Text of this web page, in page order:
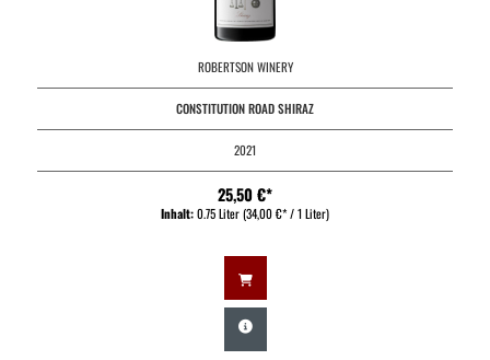
ROBERTSON WINERY
CONSTITUTION ROAD SHIRAZ
2021
25,50 €*
Inhalt:0.75 Liter(34,00 €* / 1 Liter)